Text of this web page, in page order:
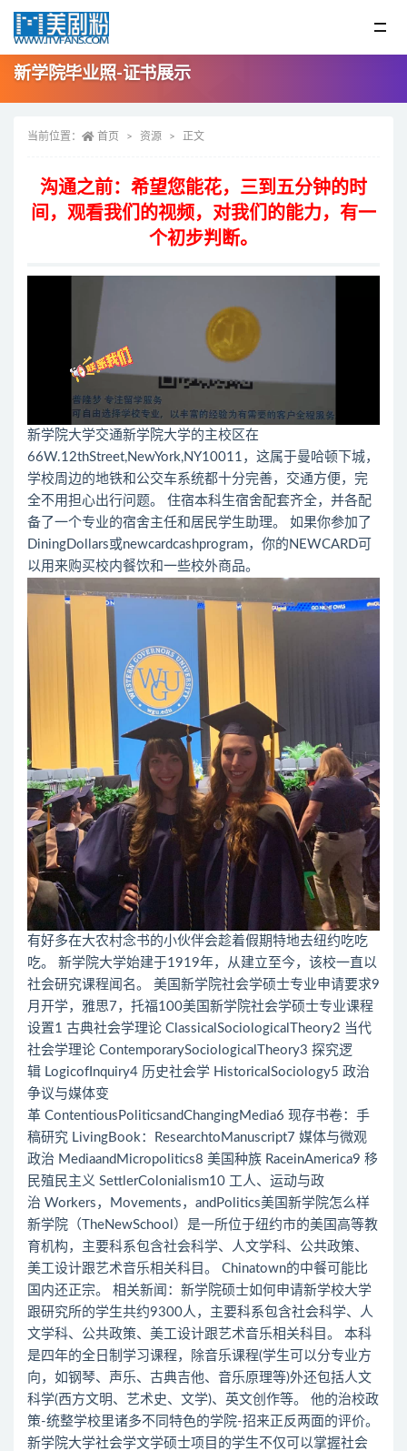
新学院毕业照-证书展示
当前位置： 首页 资源 正文
沟通之前：希望您能花，三到五分钟的时
间，观看我们的视频，对我们的能力，有一
个初步判断。
新学院大学交通新学院大学的主校区在
66W.12thStreet,NewYork,NY10011，这属于曼哈顿下城，
学校周边的地铁和公交车系统都十分完善，交通方便，完
全不用担心出行问题。 住宿本科生宿舍配套齐全，并各配
备了一个专业的宿舍主任和居民学生助理。 如果你参加了
DiningDollars或newcardcashprogram，你的NEWCARD可
以用来购买校内餐饮和一些校外商品。
有好多在大农村念书的小伙伴会趁着假期特地去纽约吃吃
吃。 新学院大学始建于1919年，从建立至今，该校一直以
社会研究课程闻名。 美国新学院社会学硕士专业申请要求9
月开学，雅思7，托福100美国新学院社会学硕士专业课程
设置1 古典社会学理论 ClassicalSociologicalTheory2 当代
社会学理论 ContemporarySociologicalTheory3 探究逻
辑 LogicofInquiry4 历史社会学 HistoricalSociology5 政治
争议与媒体变
革 ContentiousPoliticsandChangingMedia6 现存书卷：手
稿研究 LivingBook：ResearchtoManuscript7 媒体与微观
政治 MediaandMicropolitics8 美国种族 RaceinAmerica9 移
民殖民主义 SettlerColonialism10 工人、运动与政
治 Workers，Movements，andPolitics美国新学院怎么样
新学院（TheNewSchool）是一所位于纽约市的美国高等教
育机构，主要科系包含社会科学、人文学科、公共政策、
美工设计跟艺术音乐相关科目。 Chinatown的中餐可能比
国内还正宗。 相关新闻：新学院硕士如何申请新学校大学
跟研究所的学生共约9300人，主要科系包含社会科学、人
文学科、公共政策、美工设计跟艺术音乐相关科目。 本科
是四年的全日制学习课程，除音乐课程(学生可以分专业方
向，如钢琴、声乐、古典吉他、音乐原理等)外还包括人文
科学(西方文明、艺术史、文学)、英文创作等。 他的治校政
策-统整学校里诸多不同特色的学院-招来正反两面的评价。
新学院大学社会学文学硕士项目的学生不仅可以掌握社会